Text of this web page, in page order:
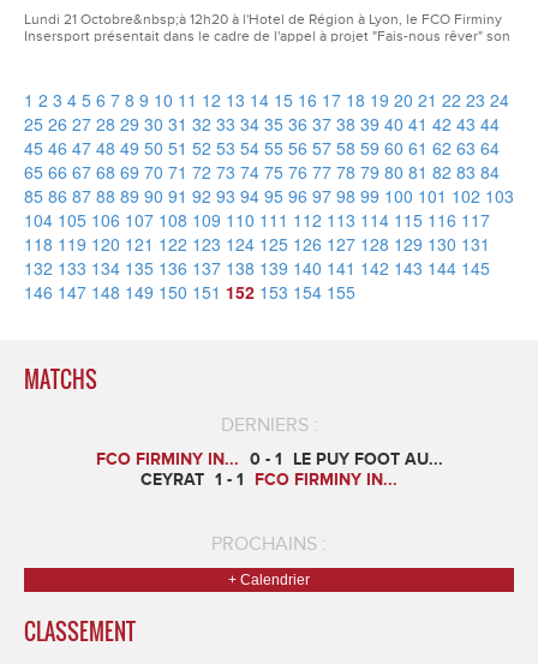
Lundi 21 Octobre&nbsp;à 12h20 à l'Hotel de Région à Lyon, le FCO Firminy
Insersport présentait dans le cadre de l'appel à projet "Fais-nous rêver" son
1 2 3 4 5 6 7 8 9 10 11 12 13 14 15 16 17 18 19 20 21 22 23 24
25 26 27 28 29 30 31 32 33 34 35 36 37 38 39 40 41 42 43 44
45 46 47 48 49 50 51 52 53 54 55 56 57 58 59 60 61 62 63 64
65 66 67 68 69 70 71 72 73 74 75 76 77 78 79 80 81 82 83 84
85 86 87 88 89 90 91 92 93 94 95 96 97 98 99 100 101 102 103
104 105 106 107 108 109 110 111 112 113 114 115 116 117
118 119 120 121 122 123 124 125 126 127 128 129 130 131
132 133 134 135 136 137 138 139 140 141 142 143 144 145
146 147 148 149 150 151 152 153 154 155
MATCHS
DERNIERS :
FCO FIRMINY IN... 0 - 1
LE PUY FOOT AU...
CEYRAT 1 - 1 FCO FIRMINY IN...
PROCHAINS :
+ Calendrier
CLASSEMENT